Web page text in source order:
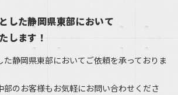
した静岡県東部において
します！
静岡県東部においてご依頼を承っておりま
部のお客様もお気軽にお問い合わせくださ